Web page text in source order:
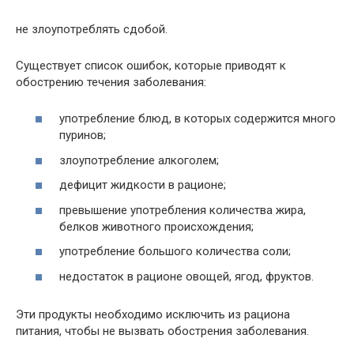
не злоупотреблять сдобой.
Существует список ошибок, которые приводят к
обострению течения заболевания:
употребление блюд, в которых содержится много
пуринов;
злоупотребление алкоголем;
дефицит жидкости в рационе;
превышение употребления количества жира,
белков животного происхождения;
употребление большого количества соли;
недостаток в рационе овощей, ягод, фруктов.
Эти продукты необходимо исключить из рациона
питания, чтобы не вызвать обострения заболевания.